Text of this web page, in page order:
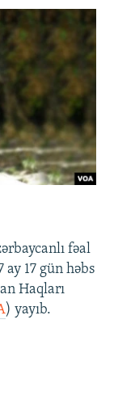
fəal
17 gün həbs
Haqları
) yayıb.